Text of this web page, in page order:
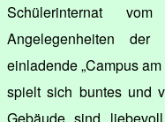
Schülerinternat
Angelegenheiten
einladende „Campus
spielt sich buntes und
Gebäude sind